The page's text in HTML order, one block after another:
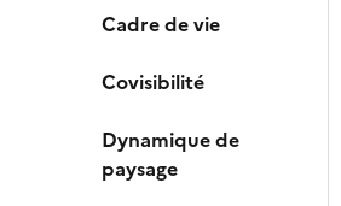
Cadre de vie
Covisibilité
Dynamique de
paysage